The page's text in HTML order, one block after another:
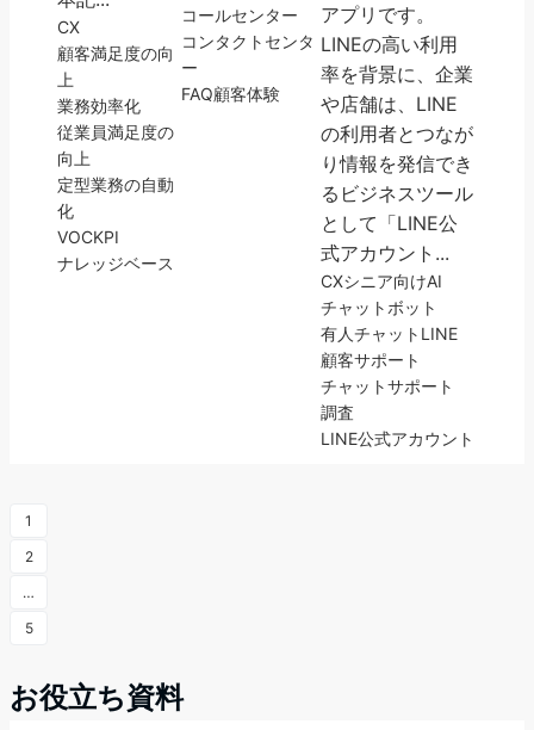
CX
顧客満足度の向
上
業務効率化
従業員満足度の
向上
定型業務の自動
化
VOCKPI
ナレッジベース
コールセンター
コンタクトセンタ
ー
FAQ顧客体験
アプリです。
LINEの高い利用
率を背景に、企業
や店舗は、LINE
の利用者とつなが
り情報を発信でき
るビジネスツール
として「LINE公
式アカウント...
CXシニア向けAI
チャットボット
有人チャット LINE
顧客サポート
チャットサポート
調査
LINE公式アカウント
1
2
…
5
お役立ち資料